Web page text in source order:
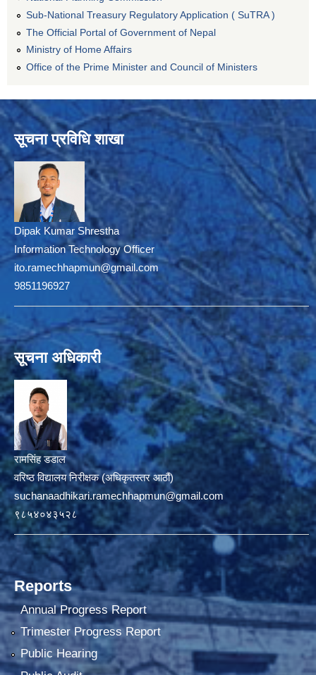
Sub-National Treasury Regulatory Application ( SuTRA )
The Official Portal of Government of Nepal
Ministry of Home Affairs
Office of the Prime Minister and Council of Ministers
सूचना प्रविधि शाखा
Dipak Kumar Shrestha
Information Technology Officer
ito.ramechhapmun@gmail.com
9851196927
सूचना अधिकारी
रामसिंह डडाल
वरिष्ठ विद्यालय निरीक्षक (अधिकृतस्तर आठौं)
suchanaadhikari.ramechhapmun@gmail.com
९८५४०४३५२८
Reports
Annual Progress Report
Trimester Progress Report
Public Hearing